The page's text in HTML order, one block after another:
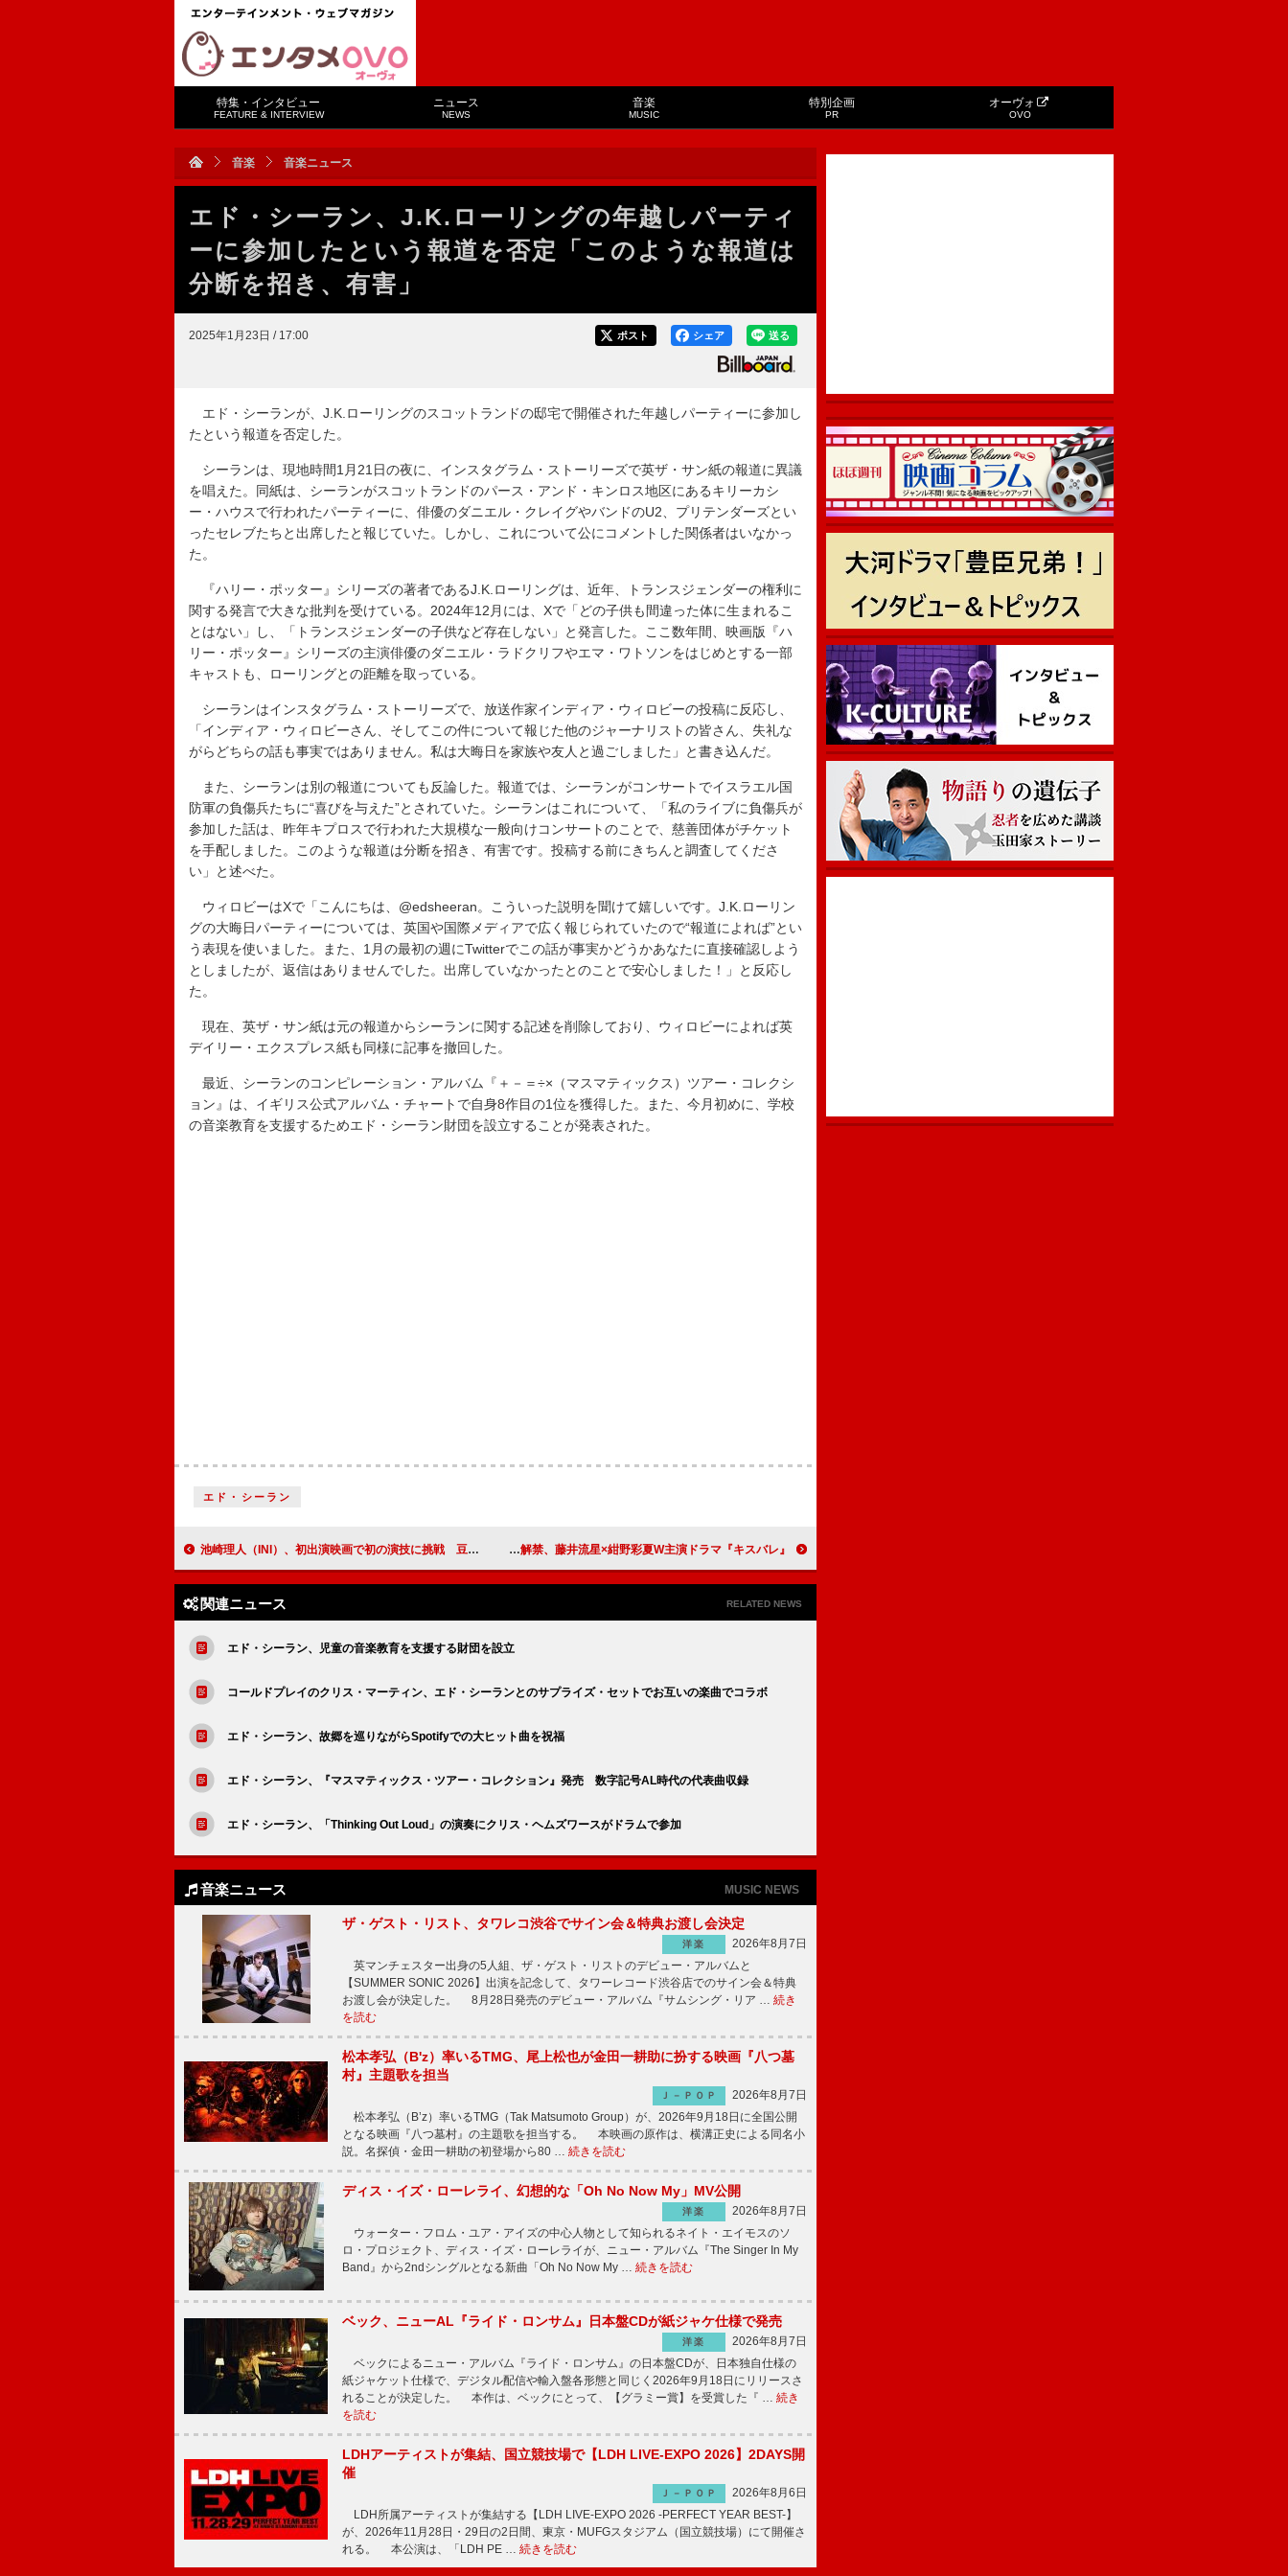
特集・インタビュー
FEATURE & INTERVIEW
ニュース
NEWS
音楽
MUSIC
特別企画
PR
オーヴォ
OVO
音楽 音楽ニュース
エド・シーラン、J.K.ローリングの年越しパーティ
ーに参加したという報道を否定「このような報道は
分断を招き、有害」
2025年1月23日 / 17:00 送る
シェア
ポスト
エド・シーランが、J.K.ローリングのスコットランドの邸宅で開催された年越しパーティーに参加し
たという報道を否定した。
シーランは、現地時間1月21日の夜に、インスタグラム・ストーリーズで英ザ・サン紙の報道に異議
を唱えた。同紙は、シーランがスコットランドのパース・アンド・キンロス地区にあるキリーカシ
ー・ハウスで行われたパーティーに、俳優のダニエル・クレイグやバンドのU2、プリテンダーズとい
ったセレブたちと出席したと報じていた。しかし、これについて公にコメントした関係者はいなかっ
た。
『ハリー・ポッター』シリーズの著者であるJ.K.ローリングは、近年、トランスジェンダーの権利に
関する発言で大きな批判を受けている。2024年12月には、Xで「どの子供も間違った体に生まれるこ
とはない」し、「トランスジェンダーの子供など存在しない」と発言した。
ここ数年間
、映画版『ハ
リー・ポッター』シリーズの主演俳優のダニエル・ラドクリフやエマ・ワトソンをはじめとする一部
キャストも、ローリングとの距離を取 っている 。
シーランはインスタグラム・ストーリーズで、放送作家インディア・ウィロビーの投稿に反応し、
「インディア・ウィロビーさん、そしてこの件について報じた他のジャーナリストの皆さん、失礼な
がらどちらの話も事実ではありません。私は大晦日を家族や友人と過ごしました」と書き込んだ。
また、シーランは別の報道についても反論した。報道では、シーランがコンサートでイスラエル国
防軍の負傷兵たちに“喜びを与えた”とされていた。シーランはこれについて、「私のライブに負傷兵が
参加した話は、昨年キプロスで行われた大規模な一般向けコンサートのことで、慈善団体がチケット
を手配しました 。このような報道は分断を招き、有害です。投稿する前に きちんと調査してくださ
い」と述べた。
ウィロビーはXで「こんにちは、@edsheeran。こういった説明を聞けて嬉しいです。J.K.ローリン
グの大晦日パーティーについては、英国や国際メディアで広く報じられていたので“報道によれば”とい
う表現を使いました。また、1月の最初の週にTwitterでこの話が事実かどうかあなたに直接確認しよう
としましたが、返信はありませんでした。出席していなかったとのことで安心しました！」と反応し
た。
現在、英ザ・サン紙は元の報道からシーランに関する記述を削除しており、ウィロビーによれば英
デイリー・エクスプレス紙も同様に記事を撤回した。
最近、シーランのコンピレーション・アルバム『＋－＝÷×（マスマティックス）ツアー・コレクシ
ョン』は、イギリス公式アルバム・チャートで自身8作目の1位を獲得した。また、今月初めに、学校
の音楽教育を支援するためエド・シーラン財団を設立することが発表された。
エド・シーラン
池崎理人（INI）、初出演映画で初の演技に挑戦 豆原一成（JO1）主演作『BADBOYS -THE MOVIE-』 WEST.の主題歌が流れるOP映像解禁、藤井流星×紺野彩夏W主演ドラマ『キスバレ』
関連ニュース RELATED NEWS
エド・シーラン、児童の音楽教育を支援する財団を設立
コールドプレイのクリス・マーティン、エド・シーランとのサプライズ・セットでお互いの楽曲でコラボ
エド・シーラン、故郷を巡りながらSpotifyでの大ヒット曲を祝福
エド・シーラン、『マスマティックス・ツアー・コレクション』発売 数字記号AL時代の代表曲収録
エド・シーラン、「Thinking Out Loud」の演奏にクリス・ヘムズワースがドラムで参加
音楽ニュース MUSIC NEWS
ザ・ゲスト・リスト、タワレコ渋谷でサイン会＆特典お渡し会決定
洋楽
2026年8月7日
英マンチェスター出身の5人組、ザ・ゲスト・リストのデビュー・アルバムと
【SUMMER SONIC 2026】出演を記念して、タワーレコード渋谷店でのサイン会＆特典
お渡し会が決定した。 8月28日発売のデビュー・アルバム『サムシング・リア … 続き
を読む
松本孝弘（B'z）率いるTMG、尾上松也が金田一耕助に扮する映画『八つ墓
村』主題歌を担当
Ｊ－ＰＯＰ
2026年8月7日
松本孝弘（B’z）率いるTMG（Tak Matsumoto Group）が、2026年9月18日に全国公開
となる映画『八つ墓村』の主題歌を担当する。 本映画の原作は、横溝正史による同名小
説。名探偵・金田一耕助の初登場から80 … 続きを読む
ディス・イズ・ローレライ、幻想的な「Oh No Now My」MV公開
洋楽
2026年8月7日
ウォーター・フロム・ユア・アイズの中心人物として知られるネイト・エイモスのソ
ロ・プロジェクト、ディス・イズ・ローレライが、ニュー・アルバム『The Singer In My
Band』から2ndシングルとなる新曲「Oh No Now My … 続きを読む
ベック、ニューAL『ライド・ロンサム』日本盤CDが紙ジャケ仕様で発売
洋楽
2026年8月7日
ベックによるニュー・アルバム『ライド・ロンサム』の日本盤CDが、日本独自仕様の
紙ジャケット仕様で、デジタル配信や輸入盤各形態と同じく2026年9月18日にリリースさ
れることが決定した。 本作は、ベックにとって、【グラミー賞】を受賞した『 … 続き
を読む
LDHアーティストが集結、国立競技場で【LDH LIVE-EXPO 2026】2DAYS開
催
Ｊ－ＰＯＰ
2026年8月6日
LDH所属アーティストが集結する【LDH LIVE-EXPO 2026 -PERFECT YEAR BEST-】
が、2026年11月28日・29日の2日間、東京・MUFGスタジアム（国立競技場）にて開催さ
れる。 本公演は、「LDH PE … 続きを読む